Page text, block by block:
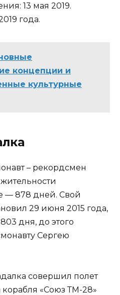
13 мая 2019.
года.
концепции и
культурные
– рекордсмен
— 878 дней. Свой
29 июня 2015 года,
дня, до этого
Сергею
совершил полет
«Союз ТМ-28»